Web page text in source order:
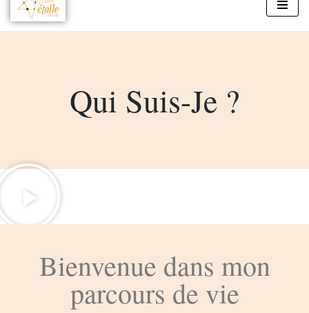
Aller
au
Qui Suis-Je ?
Bienvenue dans mon
parcours de vie